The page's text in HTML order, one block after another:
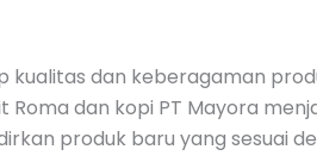
dan keberagaman
Roma dan kopi PT Mayora
produk baru yang sesuai